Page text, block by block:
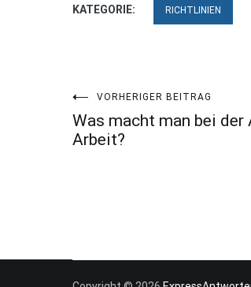
KATEGORIE: RICHTLINIEN
Beitragsnavigation
VORHERIGER BEITRAG
Was macht man bei der
Arbeit?